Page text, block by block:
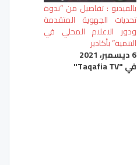
بالفيديو : تفاصيل من “ندوة
تحديات الجهوية المتقدمة
ودور الاعلام المحلي في
التنمية” بأكادير
6 ديسمبر، 2021
في "Taqafia TV"